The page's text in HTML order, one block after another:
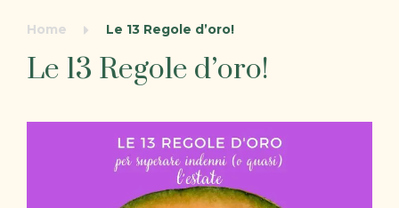
Home Le 13 Regole d’oro!
Le 13 Regole d’oro!